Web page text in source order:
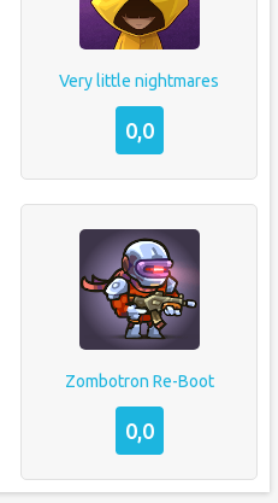
Very little nightmares
0,0
Zombotron Re-Boot
0,0